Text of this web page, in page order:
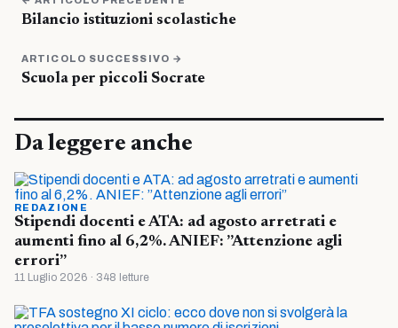
Bilancio istituzioni scolastiche
ARTICOLO SUCCESSIVO →
Scuola per piccoli Socrate
Da leggere anche
REDAZIONE
Stipendi docenti e ATA: ad agosto arretrati e
aumenti fino al 6,2%. ANIEF: ”Attenzione agli
errori”
11 Luglio 2026 · 348 letture